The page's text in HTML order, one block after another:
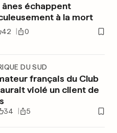
ânes échappent
à la mort
42 0
DU SUD
français du Club
violé un client de
34 5